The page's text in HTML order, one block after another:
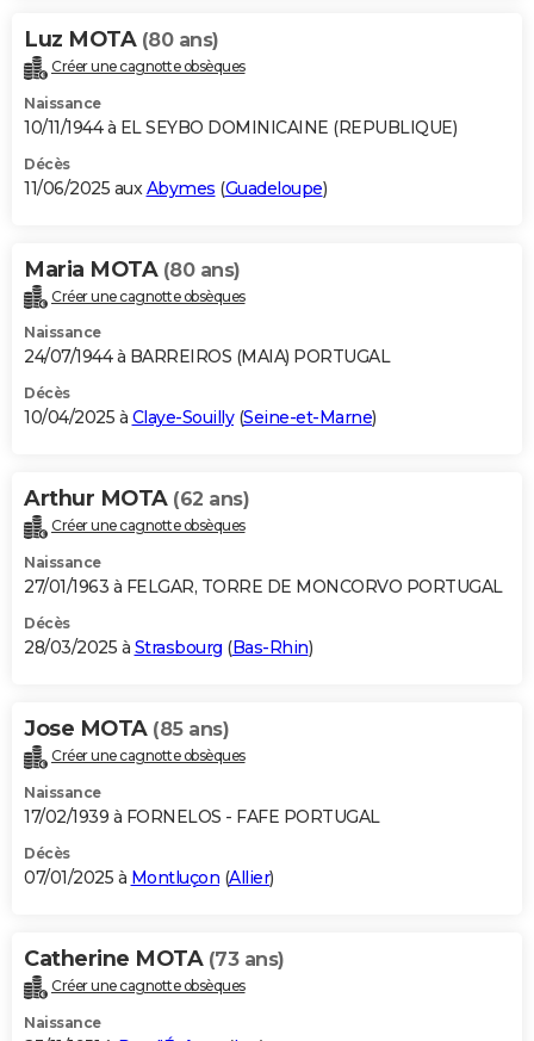
Luz MOTA (80 ans)
Créer une cagnotte obsèques
Naissance
10/11/1944 à EL SEYBO DOMINICAINE (REPUBLIQUE)
Décès
11/06/2025 aux Abymes (Guadeloupe)
Maria MOTA (80 ans)
Créer une cagnotte obsèques
Naissance
24/07/1944 à BARREIROS (MAIA) PORTUGAL
Décès
10/04/2025 à Claye-Souilly(Seine-et-Marne)
Arthur MOTA (62 ans)
Créer une cagnotte obsèques
Naissance
27/01/1963 à FELGAR, TORRE DE MONCORVO PORTUGAL
Décès
28/03/2025 à Strasbourg (Bas-Rhin)
Jose MOTA (85 ans)
Créer une cagnotte obsèques
Naissance
17/02/1939 à FORNELOS - FAFE PORTUGAL
Décès
07/01/2025 à Montluçon (Allier)
Catherine MOTA (73 ans)
Créer une cagnotte obsèques
Naissance